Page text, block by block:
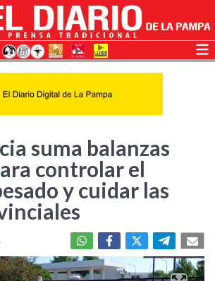
suma balanzas
controlar el
y cuidar las